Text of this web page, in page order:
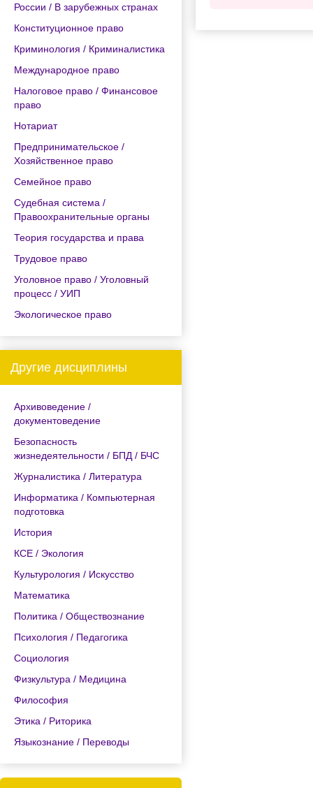
России / В зарубежных странах
Конституционное право
Криминология / Криминалистика
Международное право
Налоговое право / Финансовое
право
Нотариат
Предпринимательское /
Хозяйственное право
Семейное право
Судебная система /
Правоохранительные органы
Теория государства и права
Трудовое право
Уголовное право / Уголовный
процесс / УИП
Экологическое право
Другие дисциплины
Архивоведение /
документоведение
Безопасность
жизнедеятельности / БПД / БЧС
Журналистика / Литература
Информатика / Компьютерная
подготовка
История
КСЕ / Экология
Культурология / Искусство
Математика
Политика / Обществознание
Психология / Педагогика
Социология
Физкультура / Медицина
Философия
Этика / Риторика
Языкознание / Переводы